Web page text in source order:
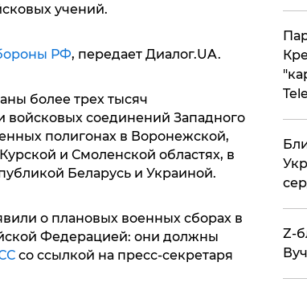
учений.
РФ, передает Диалог.UA.
более трех тысяч
соединений Западного
полигонах в Воронежской,
и Смоленской областях, в
Беларусь и Украиной.
о плановых военных сборах в
Федерацией: они должны
со ссылкой на пресс-секретаря
Z-